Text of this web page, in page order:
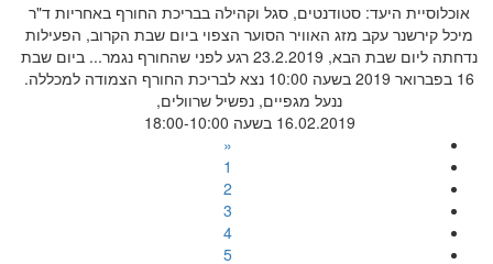
אוכלוסיית היעד: סטודנטים, סגל וקהילה בבריכת החורף באחריות ד"ר
מיכל קירשנר עקב מזג האוויר הסוער הצפוי ביום שבת הקרוב, הפעילות
נדחתה ליום שבת הבא, 23.2.2019 רגע לפני שהחורף נגמר... ביום שבת
16 בפברואר 2019 בשעה 10:00 נצא לבריכת החורף הצמודה למכללה.
ננעל מגפיים, נפשיל שרוולים,
16.02.2019 בשעה 18:00-10:00
«
1
2
3
4
5